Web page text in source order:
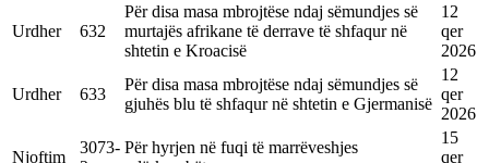
Urdher 632
Për disa masa mbrojtëse ndaj sëmundjes së
murtajës afrikane të derrave të shfaqur në
shtetin e Kroacisë
12
qer
2026
Urdher 633
Për disa masa mbrojtëse ndaj sëmundjes së
gjuhës blu të shfaqur në shtetin e Gjermanisë
12
qer
2026
Njoftim
3073- Për hyrjen në fuqi të marrëveshjes
15
qer